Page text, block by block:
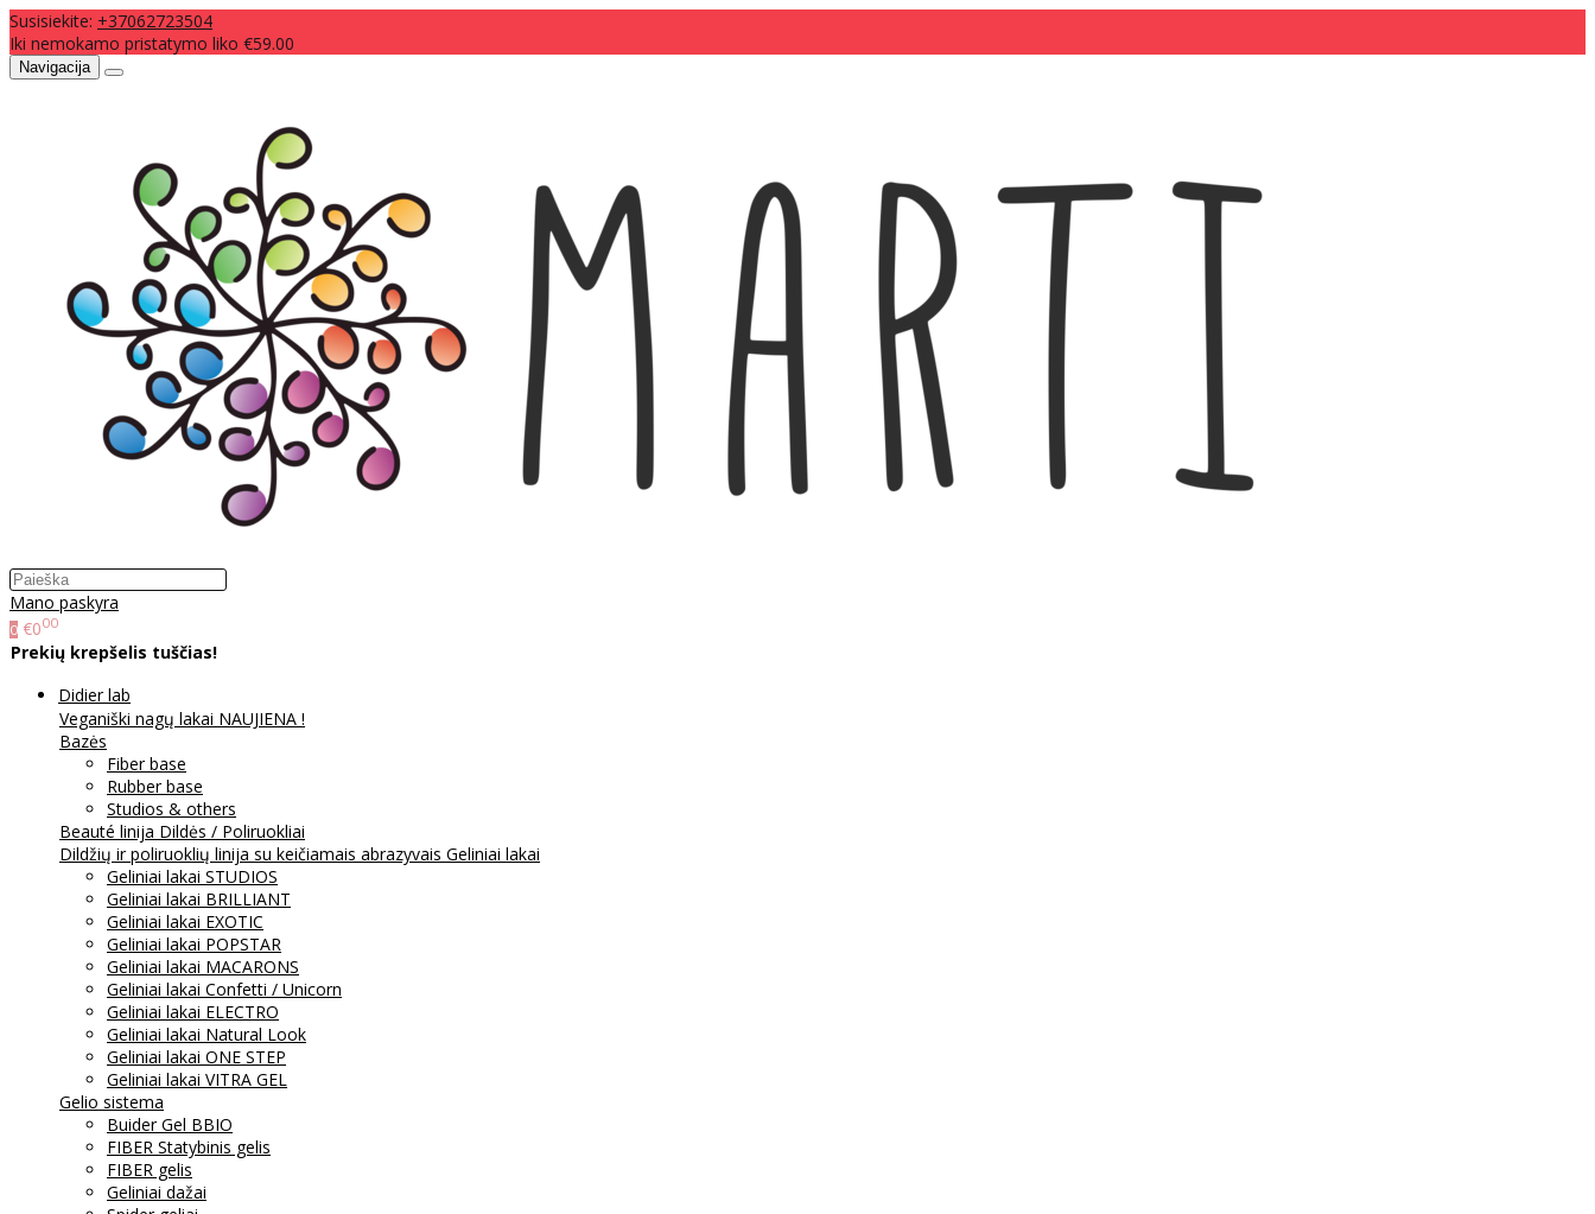
Susisiekite: +37062723504
Iki nemokamo pristatymo liko €59.00
Navigacija
Mano paskyra
0 €000
Prekių krepšelis tuščias!
Didier lab
Veganiški nagų lakai NAUJIENA !
Bazės
Fiber base
Rubber base
Studios & others
Beauté linija Dildės / Poliruokliai
Dildžių ir poliruoklių linija su keičiamais abrazyvais Geliniai lakai
Geliniai lakai STUDIOS
Geliniai lakai BRILLIANT
Geliniai lakai EXOTIC
Geliniai lakai POPSTAR
Geliniai lakai MACARONS
Geliniai lakai Confetti / Unicorn
Geliniai lakai ELECTRO
Geliniai lakai Natural Look
Geliniai lakai ONE STEP
Geliniai lakai VITRA GEL
Gelio sistema
Buider Gel BBIO
FIBER Statybinis gelis
FIBER gelis
Geliniai dažai